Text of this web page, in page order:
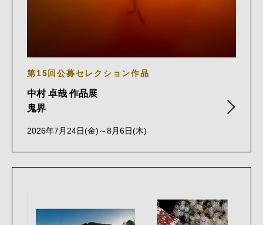
第15回公募セレクション作品
中村 卓哉 作品展
鬼界
2026年7月24日(金)～8月6日(木)